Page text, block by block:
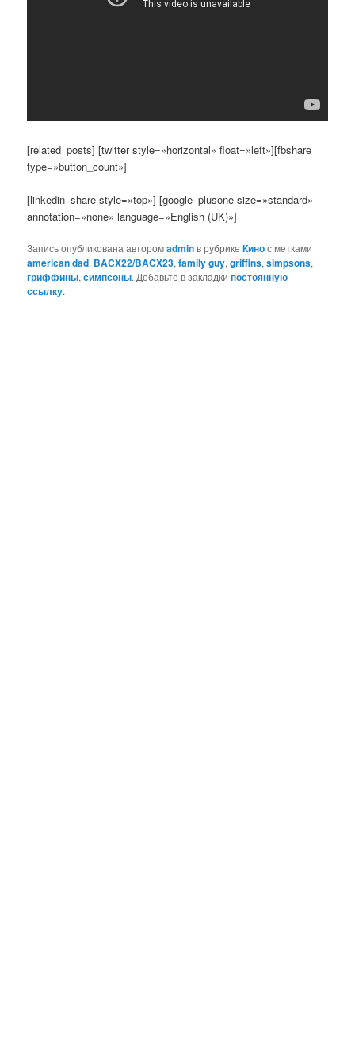
[related_posts] [twitter style=»horizontal» float=»left»][fbshare
type=»button_count»]
[linkedin_share style=»top»] [google_plusone size=»standard»
annotation=»none» language=»English (UK)»]
Запись опубликована авторомadminв рубрикеКинос метками
american dad, BACX22/BACX23,family guy,griffins,simpsons,
гриффины,симпсоны. Добавьте в закладкипостоянную
ссылку.